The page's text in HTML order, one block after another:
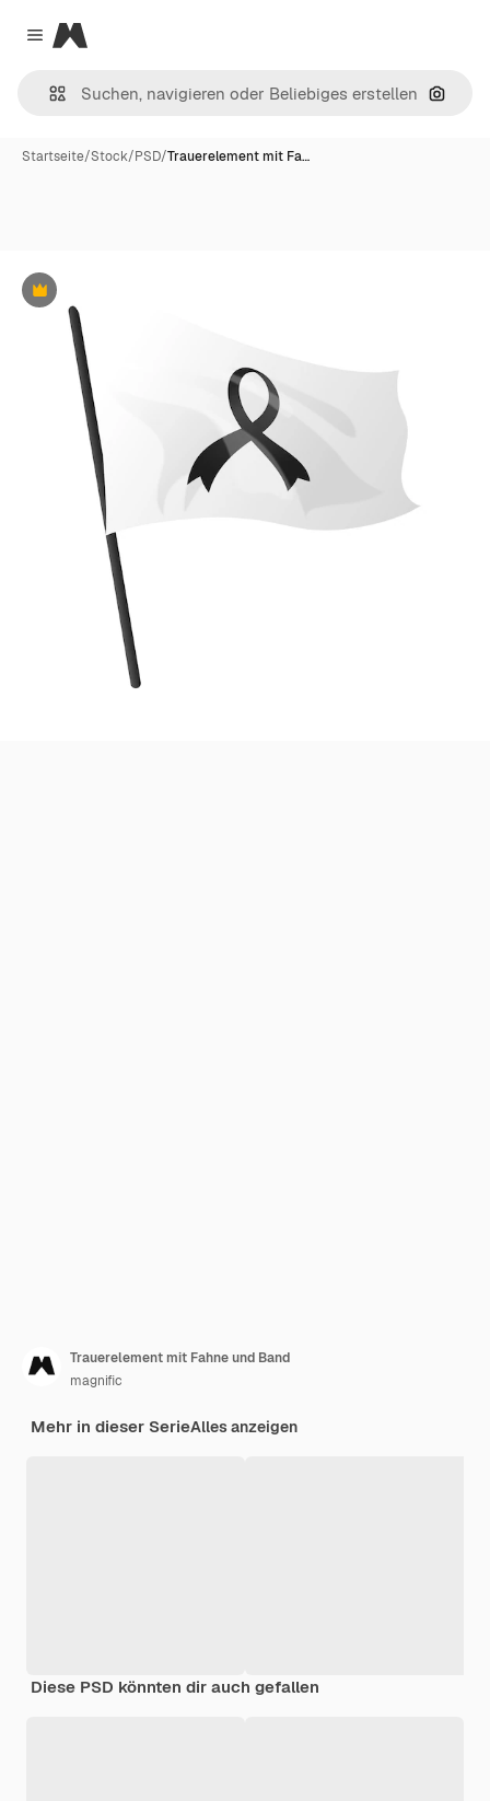
Close menu
Magnific
Nach
Startseite/Stock/PSD/Trauerelement mit Fa…
Premium
Trauerelement mit Fahne und Band
magnific
Mehr in dieser SerieAlles anzeigen
Diese PSD könnten dir auch gefallen